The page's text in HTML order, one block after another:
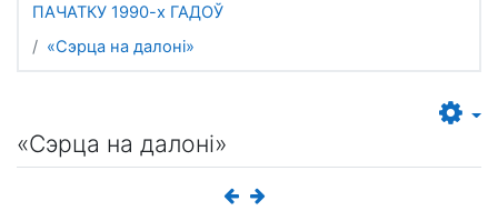
ПАЧАТКУ 1990-х ГАДОЎ
«Сэрца на далоні»
«Сэрца на далоні»